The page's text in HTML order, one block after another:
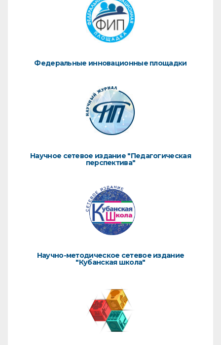
Федеральные инновационные площадки
Научное сетевое издание "Педагогическая
перспектива"
Научно-методическое сетевое издание
"Кубанская школа"